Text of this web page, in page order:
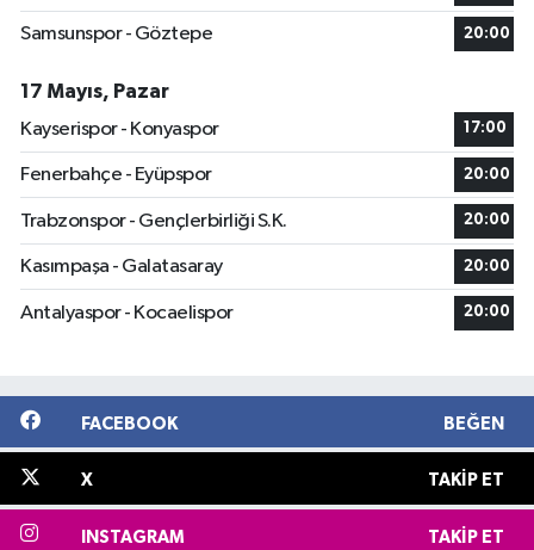
Samsunspor - Göztepe 20:00
17 Mayıs, Pazar
Kayserispor - Konyaspor
17:00
Fenerbahçe - Eyüpspor 20:00
Trabzonspor - Gençlerbirliği S.K. 20:00
Kasımpaşa - Galatasaray 20:00
Antalyaspor - Kocaelispor 20:00
FACEBOOK BEĞEN
X TAKIP ET
INSTAGRAM TAKIP ET